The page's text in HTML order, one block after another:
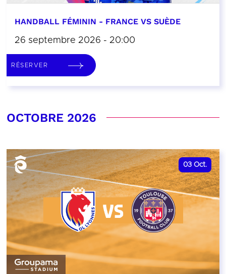
HANDBALL FÉMININ - FRANCE VS SUÈDE
26 septembre 2026 - 20:00
RÉSERVER
OCTOBRE 2026
03 Oct.